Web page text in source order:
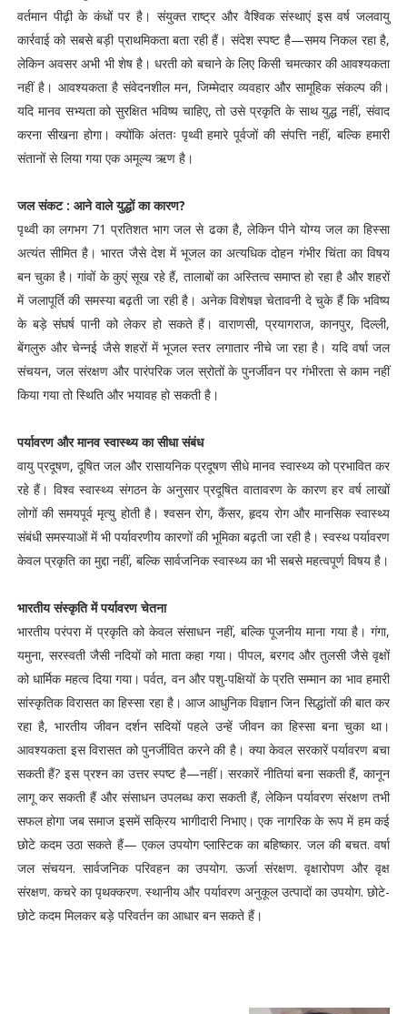
वर्तमान पीढ़ी के कंधों पर है। संयुक्त राष्ट्र और वैश्विक संस्थाएं इस वर्ष जलवायु
कार्रवाई को सबसे बड़ी प्राथमिकता बता रही हैं। संदेश स्पष्ट है—समय निकल रहा है,
लेकिन अवसर अभी भी शेष है। धरती को बचाने के लिए किसी चमत्कार की आवश्यकता
नहीं है। आवश्यकता है संवेदनशील मन, जिम्मेदार व्यवहार और सामूहिक संकल्प की।
यदि मानव सभ्यता को सुरक्षित भविष्य चाहिए, तो उसे प्रकृति के साथ युद्ध नहीं, संवाद
करना सीखना होगा। क्योंकि अंततः पृथ्वी हमारे पूर्वजों की संपत्ति नहीं, बल्कि हमारी
संतानों से लिया गया एक अमूल्य ऋण है।
जल संकट : आने वाले युद्धों का कारण?
पृथ्वी का लगभग 71 प्रतिशत भाग जल से ढका है, लेकिन पीने योग्य जल का हिस्सा
अत्यंत सीमित है। भारत जैसे देश में भूजल का अत्यधिक दोहन गंभीर चिंता का विषय
बन चुका है। गांवों के कुएं सूख रहे हैं, तालाबों का अस्तित्व समाप्त हो रहा है और शहरों
में जलापूर्ति की समस्या बढ़ती जा रही है। अनेक विशेषज्ञ चेतावनी दे चुके हैं कि भविष्य
के बड़े संघर्ष पानी को लेकर हो सकते हैं। वाराणसी, प्रयागराज, कानपुर, दिल्ली,
बेंगलुरु और चेन्नई जैसे शहरों में भूजल स्तर लगातार नीचे जा रहा है। यदि वर्षा जल
संचयन, जल संरक्षण और पारंपरिक जल स्रोतों के पुनर्जीवन पर गंभीरता से काम नहीं
किया गया तो स्थिति और भयावह हो सकती है।
पर्यावरण और मानव स्वास्थ्य का सीधा संबंध
वायु प्रदूषण, दूषित जल और रासायनिक प्रदूषण सीधे मानव स्वास्थ्य को प्रभावित कर
रहे हैं। विश्व स्वास्थ्य संगठन के अनुसार प्रदूषित वातावरण के कारण हर वर्ष लाखों
लोगों की समयपूर्व मृत्यु होती है। श्वसन रोग, कैंसर, हृदय रोग और मानसिक स्वास्थ्य
संबंधी समस्याओं में भी पर्यावरणीय कारणों की भूमिका बढ़ती जा रही है। स्वस्थ पर्यावरण
केवल प्रकृति का मुद्दा नहीं, बल्कि सार्वजनिक स्वास्थ्य का भी सबसे महत्वपूर्ण विषय है।
भारतीय संस्कृति में पर्यावरण चेतना
भारतीय परंपरा में प्रकृति को केवल संसाधन नहीं, बल्कि पूजनीय माना गया है। गंगा,
यमुना, सरस्वती जैसी नदियों को माता कहा गया। पीपल, बरगद और तुलसी जैसे वृक्षों
को धार्मिक महत्व दिया गया। पर्वत, वन और पशु-पक्षियों के प्रति सम्मान का भाव हमारी
सांस्कृतिक विरासत का हिस्सा रहा है। आज आधुनिक विज्ञान जिन सिद्धांतों की बात कर
रहा है, भारतीय जीवन दर्शन सदियों पहले उन्हें जीवन का हिस्सा बना चुका था।
आवश्यकता इस विरासत को पुनर्जीवित करने की है। क्या केवल सरकारें पर्यावरण बचा
सकती हैं? इस प्रश्न का उत्तर स्पष्ट है—नहीं। सरकारें नीतियां बना सकती हैं, कानून
लागू कर सकती हैं और संसाधन उपलब्ध करा सकती हैं, लेकिन पर्यावरण संरक्षण तभी
सफल होगा जब समाज इसमें सक्रिय भागीदारी निभाए। एक नागरिक के रूप में हम कई
छोटे कदम उठा सकते हैं— एकल उपयोग प्लास्टिक का बहिष्कार. जल की बचत. वर्षा
जल संचयन. सार्वजनिक परिवहन का उपयोग. ऊर्जा संरक्षण. वृक्षारोपण और वृक्ष
संरक्षण. कचरे का पृथक्करण. स्थानीय और पर्यावरण अनुकूल उत्पादों का उपयोग. छोटे-
छोटे कदम मिलकर बड़े परिवर्तन का आधार बन सकते हैं।